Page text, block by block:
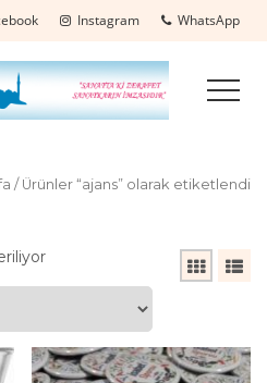
Instagram WhatsApp
/ Ürünler “ajans” olarak etiketlendi